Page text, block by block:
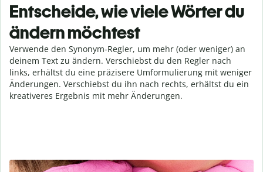
Entscheide, wie viele Wörter du
ändern möchtest
Verwende den Synonym-Regler, um mehr (oder weniger) an
deinem Text zu ändern. Verschiebst du den Regler nach
links, erhältst du eine präzisere Umformulierung mit weniger
Änderungen. Verschiebst du ihn nach rechts, erhältst du ein
kreativeres Ergebnis mit mehr Änderungen.